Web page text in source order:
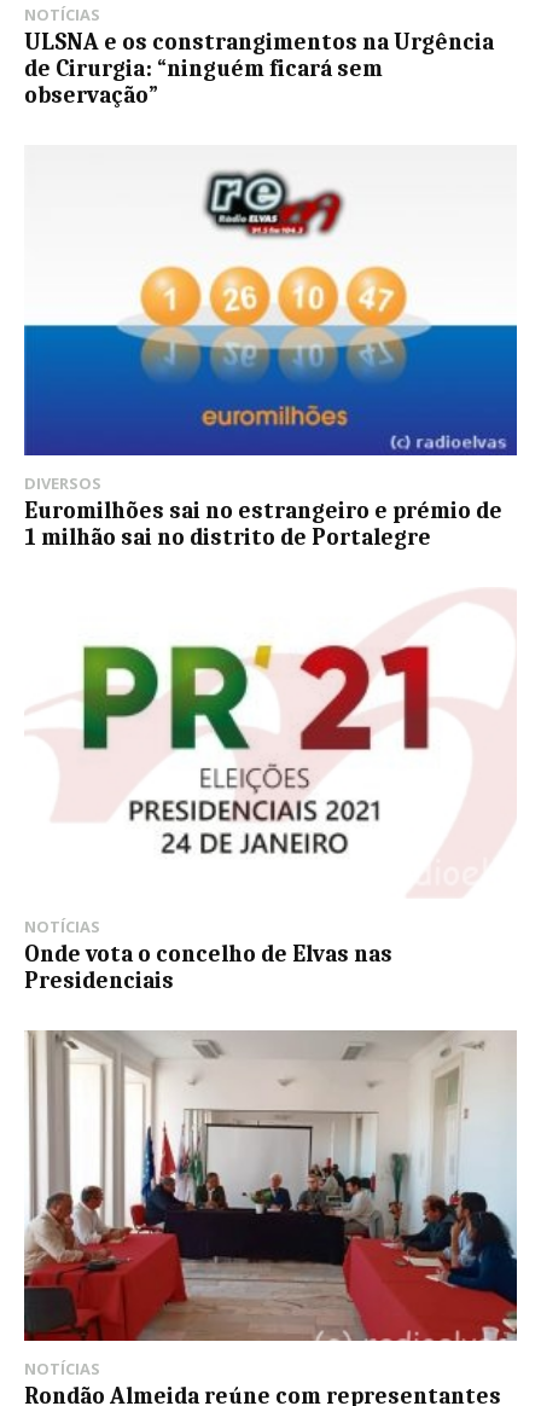
NOTÍCIAS
ULSNA e os constrangimentos na Urgência
de Cirurgia: “ninguém ficará sem
observação”
DIVERSOS
Euromilhões sai no estrangeiro e prémio de
1 milhão sai no distrito de Portalegre
NOTÍCIAS
Onde vota o concelho de Elvas nas
Presidenciais
NOTÍCIAS
Rondão Almeida reúne com representantes